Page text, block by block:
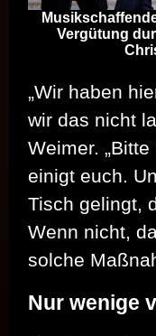
Vergütung
„Wir haben
wir das nicht
Weimer.
einigt euch.
Tisch gelingt,
Wenn nicht,
solche
Nur wenige